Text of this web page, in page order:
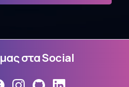
μαςσταSocial